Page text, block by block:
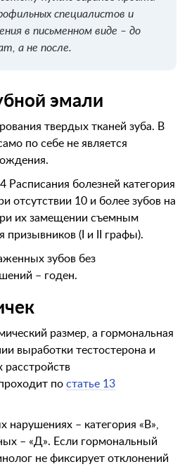
специалистов и
в письменном виде – до
а не после.
эмали
твердых тканей зуба. В
по себе не является
Расписания болезней категория
отсутствии 10 и более зубов на
их замещении съемным
призывников (I и II графы).
зубов без
– годен.
размер, а гормональная
выработки тестостерона и
расстройств
по статье 13
нарушениях – категория «В»,
– «Д». Если гормональный
не фиксирует отклонений